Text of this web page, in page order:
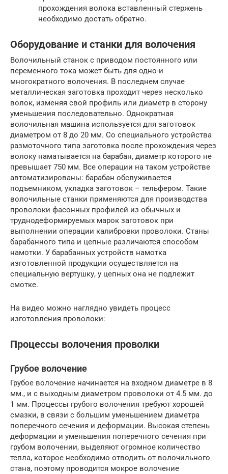
прохождения волока вставленный стержень
необходимо достать обратно.
Оборудование и станки для волочения
Волочильный станок с приводом постоянного или
переменного тока может быть для одно-и
многократного волочения. В последнем случае
металлическая заготовка проходит через несколько
волок, изменяя свой профиль или диаметр в сторону
уменьшения последовательно. Однократная
волочильная машина используется для заготовок
диаметром от 8 до 20 мм. Со специального устройства
размоточного типа заготовка после прохождения через
волоку наматывается на барабан, диаметр которого не
превышает 750 мм. Все операции на таком устройстве
автоматизированы: барабан обслуживается
подъемником, укладка заготовок – тельфером. Такие
волочильные станки применяются для производства
проволоки фасонных профилей из обычных и
труднодеформируемых марок заготовок при
выполнении операции калибровки проволоки. Станы
барабанного типа и цепные различаются способом
намотки. У барабанных устройств намотка
изготовленной продукции осуществляется на
специальную вертушку, у цепных она не подлежит
смотке.
На видео можно наглядно увидеть процесс
изготовления проволоки:
Процессы волочения проволки
Грубое волочение
Грубое волочение начинается на входном диаметре в 8
мм., и с выходным диаметром проволоки от 4.5 мм. до
1 мм. Процессы грубого волочения требуют хорошей
смазки, в связи с большим уменьшением диаметра
поперечного сечения и деформации. Высокая степень
деформации и уменьшения поперечного сечения при
грубом волочении, выделяют огромное количество
тепла, которое необходимо отводить от волочильного
стана, поэтому проводится мокрое волочение